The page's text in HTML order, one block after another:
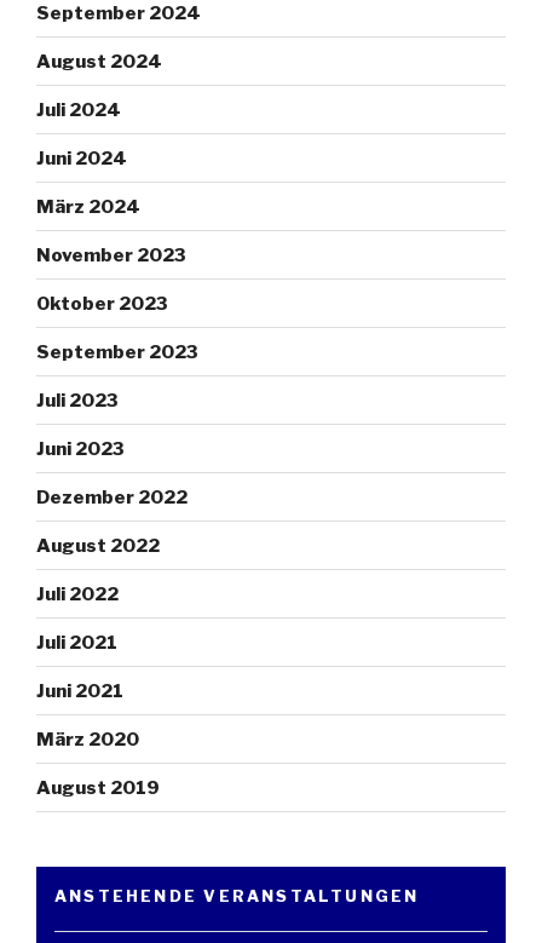
September 2024
August 2024
Juli 2024
Juni 2024
März 2024
November 2023
Oktober 2023
September 2023
Juli 2023
Juni 2023
Dezember 2022
August 2022
Juli 2022
Juli 2021
Juni 2021
März 2020
August 2019
ANSTEHENDE VERANSTALTUNGEN